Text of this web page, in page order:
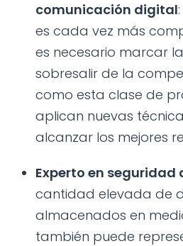
comunicación digital
es cada vez más
es necesario marcar
sobresalir de la
como esta clase de
aplican nuevas
alcanzar los mejores
Experto en seguridad
cantidad elevada de
almacenados en
también puede